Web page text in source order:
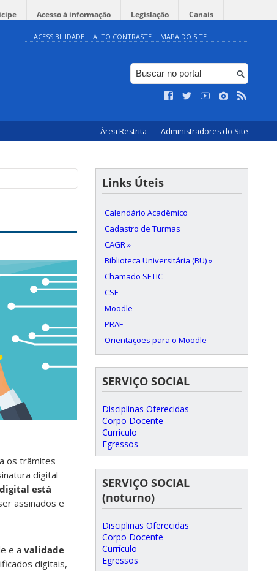
Acesso à informação Legislação Canais
ACESSIBILIDADE ALTO CONTRASTE MAPA DO SITE
Área Restrita Administradores do Site
os trâmites
digital
está
assinados e
e a validade
digitais,
Links Úteis
Calendário Acadêmico
Cadastro de Turmas
CAGR »
Biblioteca Universitária (BU) »
Chamado SETIC
CSE
Moodle
PRAE
Orientações para o Moodle
SERVIÇO SOCIAL
Disciplinas Oferecidas
Corpo Docente
Currículo
Egressos
SERVIÇO SOCIAL
(noturno)
Disciplinas Oferecidas
Corpo Docente
Currículo
Egressos